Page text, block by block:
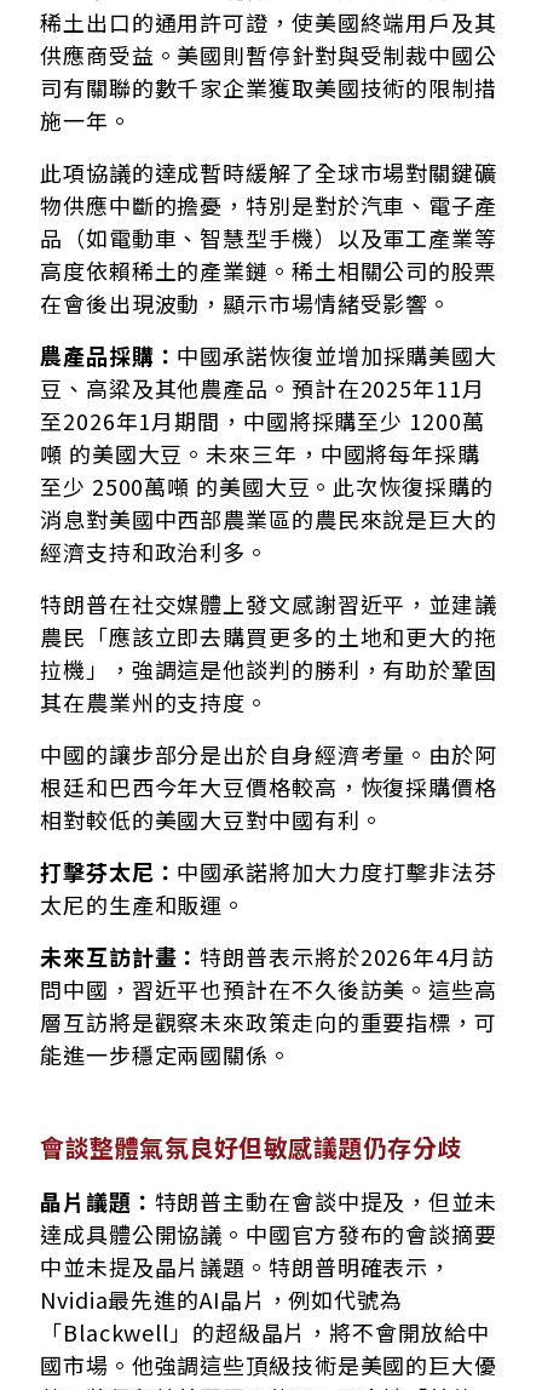
稀土出口的通用許可證，使美國終端用戶及其
供應商受益。美國則暫停針對與受制裁中國公
司有關聯的數千家企業獲取美國技術的限制措
施一年。
此項協議的達成暫時緩解了全球市場對關鍵礦
物供應中斷的擔憂，特別是對於汽車、電子產
品（如電動車、智慧型手機）以及軍工產業等
高度依賴稀土的產業鏈。稀土相關公司的股票
在會後出現波動，顯示市場情緒受影響。
農產品採購： 中國承諾恢復並增加採購美國大
豆、高粱及其他農產品。預計在2025年11月
至2026年1月期間，中國將採購至少 1200萬
噸 的美國大豆。未來三年，中國將每年採購
至少 2500萬噸 的美國大豆。此次恢復採購的
消息對美國中西部農業區的農民來說是巨大的
經濟支持和政治利多。
特朗普在社交媒體上發文感謝習近平，並建議
農民「應該立即去購買更多的土地和更大的拖
拉機」，強調這是他談判的勝利，有助於鞏固
其在農業州的支持度。
中國的讓步部分是出於自身經濟考量。由於阿
根廷和巴西今年大豆價格較高，恢復採購價格
相對較低的美國大豆對中國有利。
打擊芬太尼： 中國承諾將加大力度打擊非法芬
太尼的生產和販運。
未來互訪計畫：特朗普表示將於2026年4月訪
問中國，習近平也預計在不久後訪美。這些高
層互訪將是觀察未來政策走向的重要指標，可
能進一步穩定兩國關係。
會談整體氣氛良好但敏感議題仍存分歧
晶片議題： 特朗普主動在會談中提及，但並未
達成具體公開協議。中國官方發布的會談摘要
中並未提及晶片議題。特朗普明確表示，
Nvidia最先進的AI晶片，例如代號為
「Blackwell」的超級晶片，將不會開放給中
國市場。他強調這些頂級技術是美國的巨大優